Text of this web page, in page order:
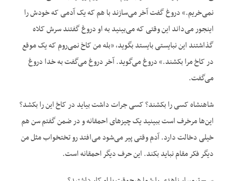
نمی‌خریم.» دروغ گفت آخر می‌سازند با هم که یک آدمی که خودش را
اینجور می‌داند این وقتی که می‌بینید به او دروغ گفتند سرش کلاه
گذاشتند این نبایستی بایستد بگوید، «بله من کاخ نمی‌روم که یک موقع
در کاخ مرا بکشند.» دروغ می‌گوید. آخر دروغ می‌گفت به خدا دروغ
می‌گفت.
شاهنشاه کسی را بکشند؟ کسی جرات داشت بیاید در کاخ این را بکشد؟
این‌ها مرخرف است ببینید یک چیزهای احمقانه و در ضمن گفتم سن هم
خیلی دخالت دارد. آدم وقتی پیر می‌شود می‌افتد رو تختخواب مثل من
دیگر فکر مقام نباید بکند. این حرف دیگر احمقانه است.